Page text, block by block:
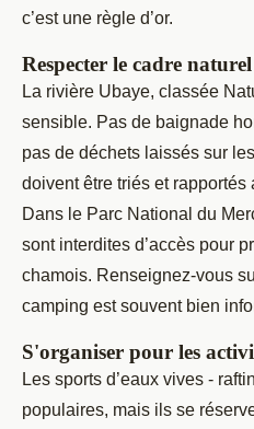
c’est une règle d’or.
Respecter le cadre
La rivière Ubaye, classée
sensible. Pas de baignade
pas de déchets laissés sur
doivent être triés et
Dans le Parc National du
sont interdites d’accès pour
chamois. Renseignez-vous
camping est souvent bien
S'organiser pour les
Les sports d’eaux vives -
populaires, mais ils se